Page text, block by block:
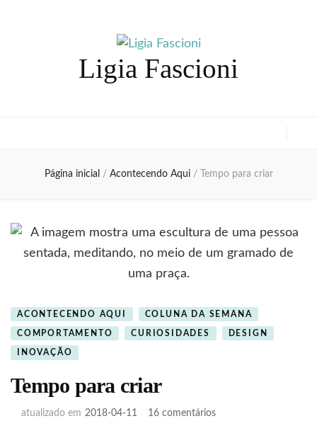
Ligia Fascioni
Página inicial / Acontecendo Aqui / Tempo para criar
ACONTECENDO AQUI COLUNA DA SEMANA
COMPORTAMENTO CURIOSIDADES DESIGN
INOVAÇÃO
Tempo para criar
atualizado em 2018-04-11 16 comentáriosem